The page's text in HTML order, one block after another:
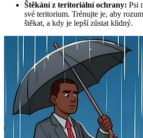
Štěkání z teritoriální ochrany: Psi
své teritorium. Trénujte je, aby
štěkat, a kdy je lepší zůstat klidný.